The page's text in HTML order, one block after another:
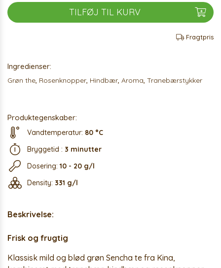
TILFØJ TIL KURV
Fragtpris
Ingredienser:
Grøn the, Rosenknopper, Hindbær, Aroma, Tranebærstykker
Produktegenskaber:
Vandtemperatur: 80 °C
Bryggetid : 3 minutter
Dosering: 10 - 20 g/l
Density: 331 g/l
Beskrivelse:
Frisk og frugtig
Klassisk mild og blød grøn Sencha te fra Kina,